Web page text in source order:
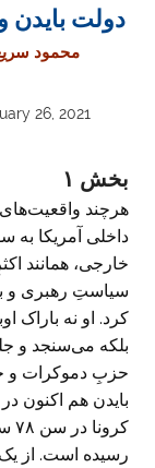
دولت بایدن
محمود
26, 2021
بخش ۱
هرچند
داخلی آمریکا
خارجی، همانند
سیاستِ رهبری و
کرد. او نه باراک
بلکه می‌سنجد و
حزبِ دموکرات و
بایدن هم اکنون
رسیده است. از